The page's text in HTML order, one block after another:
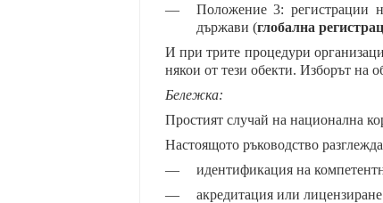
—
Положение 3: регистрации
държави (глобална
И при трите процедури
някои от тези обекти. Изборът на
Бележка:
Простият случай на национална
Настоящото ръководство
—
идентификация на
—
акредитация или